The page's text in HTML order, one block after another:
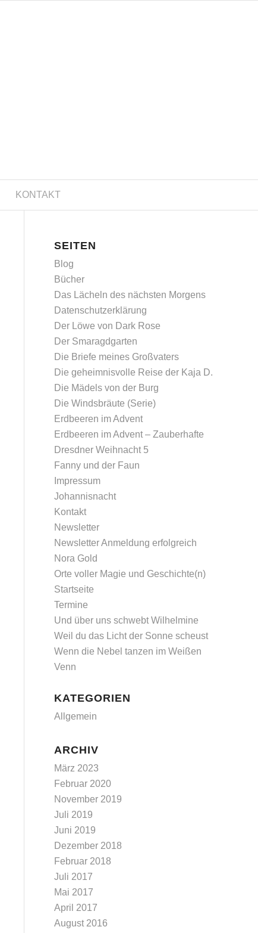
KONTAKT
SEITEN
Blog
Bücher
Das Lächeln des nächsten Morgens
Datenschutz­erklärung
Der Löwe von Dark Rose
Der Smaragdgarten
Die Briefe meines Großvaters
Die geheimnisvolle Reise der Kaja D.
Die Mädels von der Burg
Die Windsbräute (Serie)
Erdbeeren im Advent
Erdbeeren im Advent – Zauberhafte
Dresdner Weihnacht 5
Fanny und der Faun
Impressum
Johannisnacht
Kontakt
Newsletter
Newsletter Anmeldung erfolgreich
Nora Gold
Orte voller Magie und Geschichte(n)
Startseite
Termine
Und über uns schwebt Wilhelmine
Weil du das Licht der Sonne scheust
Wenn die Nebel tanzen im Weißen
Venn
KATEGORIEN
Allgemein
ARCHIV
März 2023
Februar 2020
November 2019
Juli 2019
Juni 2019
Dezember 2018
Februar 2018
Juli 2017
Mai 2017
April 2017
August 2016